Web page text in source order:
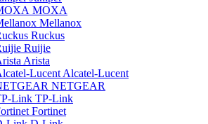
MOXA
Mellanox
Ruckus
Ruijie
Arista
Alcatel-Lucent
NETGEAR
TP-Link
Fortinet